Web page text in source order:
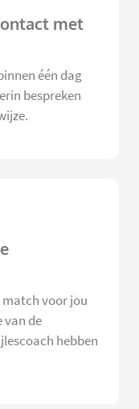
met
één dag
bespreken
match voor jou
van de
hebben